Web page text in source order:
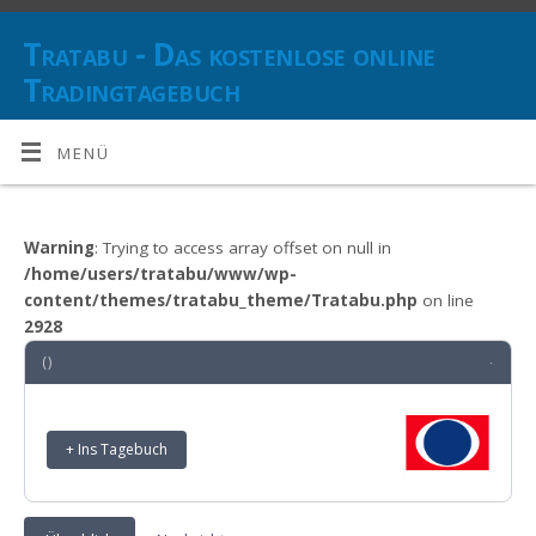
Tratabu - Das kostenlose online
Tradingtagebuch
DOKUMENTIEREN SIE IHRE TRANSAKTIONEN UND BEHALTEN SIE
DEN ÜBERBLICK ÜBER IHRE ANLAGESTRATEGIE(N)
MENÜ
Warning: Trying to access array offset on null in
/home/users/tratabu/www/wp-
content/themes/tratabu_theme/Tratabu.php on line
2928
() ·
+ Ins Tagebuch